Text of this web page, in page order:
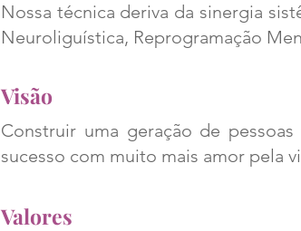
Nossa técnica deriva da sinergia
Neuroliguística, Reprogramação
Visão
Construir uma geração de
sucesso com muito mais amor pela
Valores